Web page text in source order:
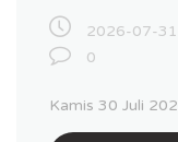
2026-07-
0
Kamis 30 Juli